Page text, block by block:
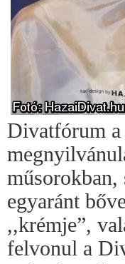
Divatfórum a
műsorokban,
egyaránt
,,krémje”,
felvonul a